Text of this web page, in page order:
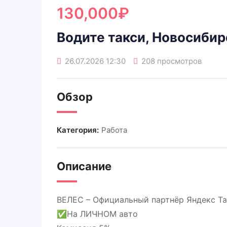
130,000₽
Водите такси,
26.07.2026 12:30 208 просмотров
Обзор
Категория: Работа
Описание
ВЕЛЕС – Официальный партнёр Яндекс
✅На ЛИЧНОМ авто